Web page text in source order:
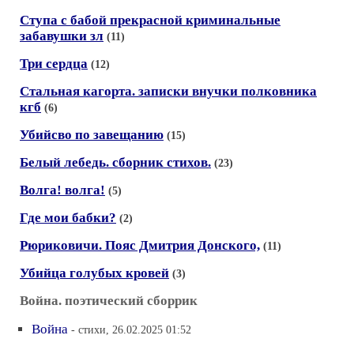
Ступа с бабой прекрасной криминальные
забавушки зл (11)
Три сердца (12)
Стальная кагорта. записки внучки полковника
кгб (6)
Убийсво по завещанию (15)
Белый лебедь. сборник стихов. (23)
Волга! волга! (5)
Где мои бабки? (2)
Рюриковичи. Пояс Дмитрия Донского, (11)
Убийца голубых кровей (3)
Война. поэтический сборрик
Война - стихи, 26.02.2025 01:52